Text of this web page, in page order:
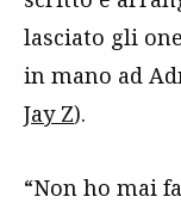
lasciato gli
in mano ad
Jay Z).
“Non ho mai